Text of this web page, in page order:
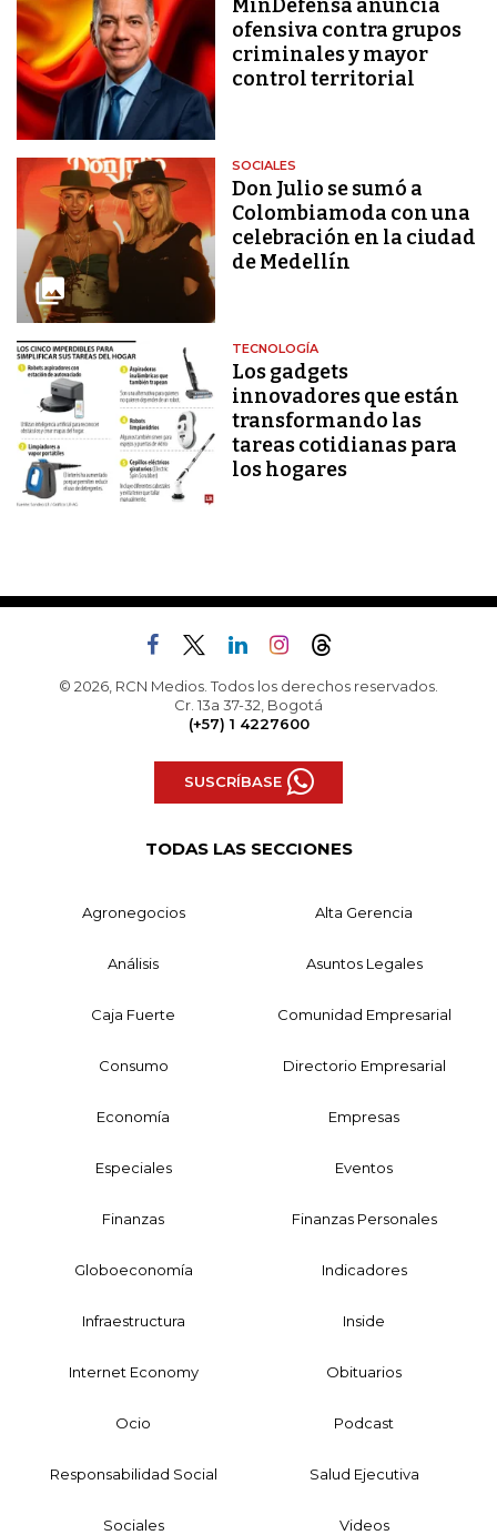
MinDefensa anuncia
ofensiva contra grupos
criminales y mayor
control territorial
SOCIALES
Don Julio se sumó a
Colombiamoda con una
celebración en la ciudad
de Medellín
TECNOLOGÍA
Los gadgets
innovadores que están
transformando las
tareas cotidianas para
los hogares
© 2026, RCN Medios. Todos los derechos reservados.
Cr. 13a 37-32, Bogotá
(+57) 1 4227600
SUSCRÍBASE
TODAS LAS SECCIONES
Agronegocios Alta Gerencia
Análisis Asuntos Legales
Caja Fuerte Comunidad Empresarial
Consumo Directorio Empresarial
Economía Empresas
Especiales Eventos
Finanzas Finanzas Personales
Globoeconomía Indicadores
Infraestructura Inside
Internet Economy Obituarios
Ocio Podcast
Responsabilidad Social Salud Ejecutiva
Sociales Videos